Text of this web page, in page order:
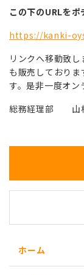
この下のURLをポ
https://kanki-
リンクへ移動致
も販売しておりま
す。是非一度オン
総務経理部 山
ホーム